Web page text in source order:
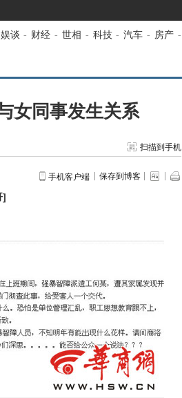
娱谈 - 财经 - 世相 - 科技 - 汽车 - 房产 -
女同事发生关系
扫描到手机
手机客户端 保存到博客
]